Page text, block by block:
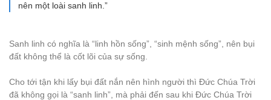
nên một loài sanh linh.”
Sanh linh có nghĩa là “linh hồn sống”, “sinh mệnh sống”, nên bụi
đất không thể là cốt lõi của sự sống.
Cho tới tận khi lấy bụi đất nắn nên hình người thì Đức Chúa Trời
đã không gọi là “sanh linh”, mà phải đến sau khi Đức Chúa Trời